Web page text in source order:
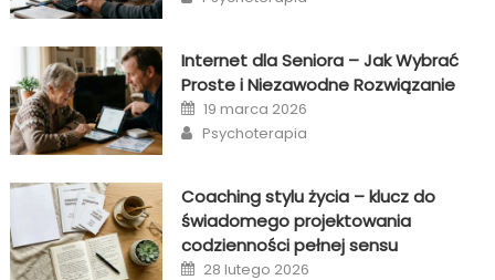
Internet dla Seniora – Jak Wybrać
Proste i Niezawodne Rozwiązanie
Posted
on
19 marca 2026
Author
Psychoterapia
Coaching stylu życia – klucz do
świadomego projektowania
codzienności pełnej sensu
Posted
28 lutego 2026